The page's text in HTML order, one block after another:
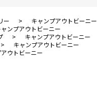
ー >
キャンプアウトビーニー
ャンプアウトビーニー
>
キャンプアウトビーニー
>
キャンプアウトビーニー
ウトビーニー